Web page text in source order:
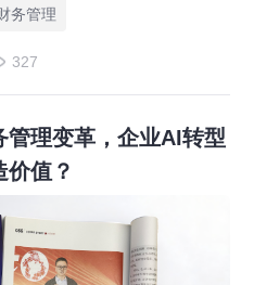
务管理
327
理变革，企业AI转型
价值？